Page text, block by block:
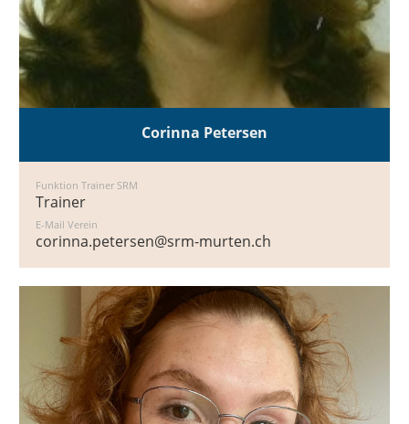
Corinna Petersen
Funktion Trainer SRM
Trainer
E-Mail Verein
corinna.petersen@srm-murten.ch